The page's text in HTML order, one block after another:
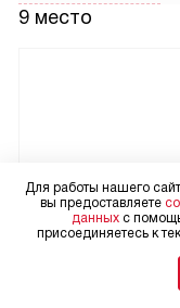
9 место
Для работы нашего
вы предоставляете
данных с
присоединяетесь к